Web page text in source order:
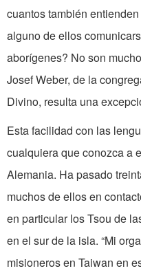
cuantos también
alguno de ellos
aborígenes? No son
Josef Weber, de la
Divino, resulta una
Esta facilidad con las
cualquiera que conozca a
Alemania. Ha pasado
muchos de ellos en
en particular los Tsou de
en el sur de la isla. “Mi
misioneros en Taiwan en